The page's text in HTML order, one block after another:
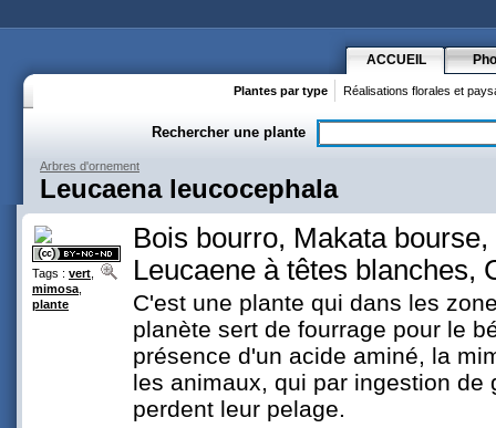
ACCUEIL
Plantes par type Réalisations florales et
Rechercher une plante
Arbres d'ornement
Leucaena leucocephala
Tags : vert
mimosa
plante
Bois bourro, Makata
Leucaene à têtes blanches,
C'est une plante qui dans les
planète sert de fourrage pour le
présence d'un acide aminé, la
les animaux, qui par ingestion de
perdent leur pelage.